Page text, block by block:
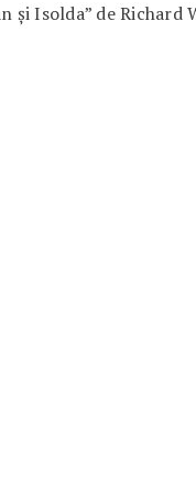
şi Isolda” de Richard